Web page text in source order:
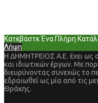
Κατεβάστε Ένα Πλήρη
Λήψη
Η ΔΗΜΗΤΡΕΙΟΣ Α.Ε. έχει ως
και ιδιωτικών έργων. Με
διευρύνοντας συνεχώς το
εδραιωθεί ως μία από τις
Θράκης.